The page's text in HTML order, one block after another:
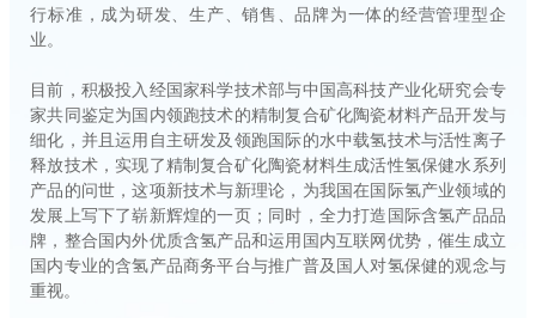
行标准，成为研发、生产、销售、品牌为一体的经营管理型企
业。
目前，积极投入经国家科学技术部与中国高科技产业化研究会专
家共同鉴定为国内领跑技术的精制复合矿化陶瓷材料产品开发与
细化，并且运用自主研发及领跑国际的水中载氢技术与活性离子
释放技术，实现了精制复合矿化陶瓷材料生成活性氢保健水系列
产品的问世，这项新技术与新理论，为我国在国际氢产业领域的
发展上写下了崭新辉煌的一页；同时，全力打造国际含氢产品品
牌，整合国内外优质含氢产品和运用国内互联网优势，催生成立
国内专业的含氢产品商务平台与推广普及国人对氢保健的观念与
重视。